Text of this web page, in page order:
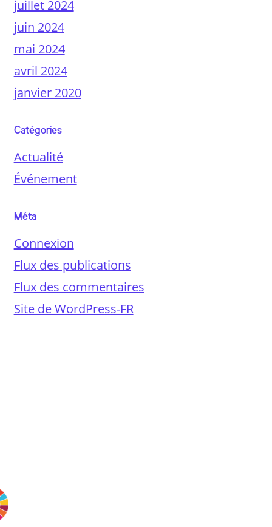
juillet 2024
juin 2024
mai 2024
avril 2024
janvier 2020
Catégories
Actualité
Événement
Méta
Connexion
Flux des publications
Flux des commentaires
Site de WordPress-FR